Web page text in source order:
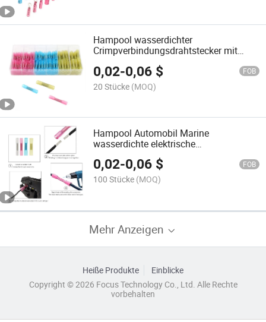
Hampool wasserdichter
Crimpverbindungsdrahtstecker mit
0,02-0,06 $ FOB
20 Stücke (MOQ)
Hampool Automobil Marine
wasserdichte elektrische
Crimpverbindungen isolierte Kabel
Schrumpfverbinder
0,02-0,06 $ FOB
100 Stücke (MOQ)
Mehr Anzeigen
Heiße Produkte
Einblicke
Copyright © 2026 Focus Technology Co., Ltd. Alle Rechte
vorbehalten